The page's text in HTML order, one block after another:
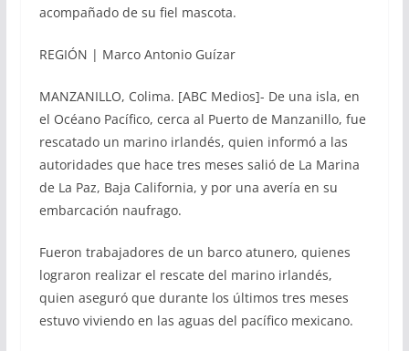
acompañado de su fiel mascota.
REGIÓN | Marco Antonio Guízar
MANZANILLO, Colima. [ABC Medios]- De una isla, en
el Océano Pacífico, cerca al Puerto de Manzanillo, fue
rescatado un marino irlandés, quien informó a las
autoridades que hace tres meses salió de La Marina
de La Paz, Baja California, y por una avería en su
embarcación naufrago.
Fueron trabajadores de un barco atunero, quienes
lograron realizar el rescate del marino irlandés,
quien aseguró que durante los últimos tres meses
estuvo viviendo en las aguas del pacífico mexicano.